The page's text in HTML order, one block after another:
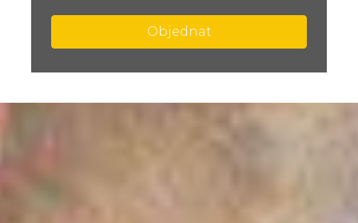
Objednat